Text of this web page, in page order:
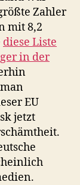
Zahler
mit 8,2
diese Liste
in der
EU
jetzt